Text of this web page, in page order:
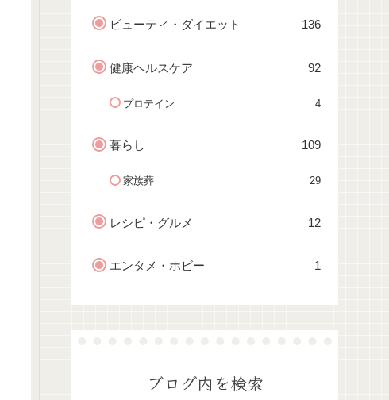
ビューティ・ダイエット 136
健康ヘルスケア 92
プロテイン 4
暮らし 109
家族葬 29
レシピ・グルメ 12
エンタメ・ホビー 1
ブログ内を検索